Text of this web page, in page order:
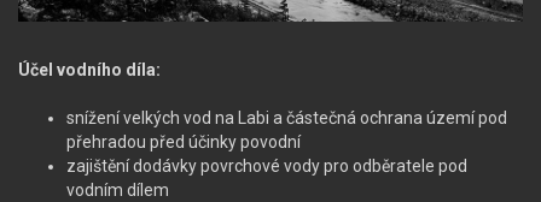
Účel vodního díla:
snížení velkých vod na Labi a částečná ochrana území pod
přehradou před účinky povodní
zajištění dodávky povrchové vody pro odběratele pod
vodním dílem